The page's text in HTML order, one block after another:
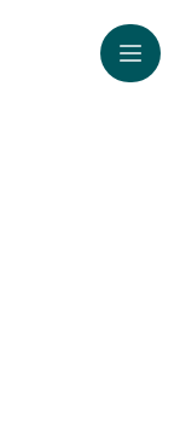
Meny